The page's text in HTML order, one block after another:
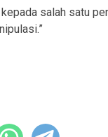
salah satu